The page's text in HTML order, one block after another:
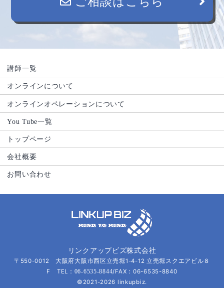
講師一覧
オンラインについて
オンラインオペレーションについて
You Tube一覧
トップページ
会社概要
お問い合わせ
リンクアップビズ株式会社
〒550-0012 大阪府大阪市西区立売堀1-4-12 立売堀スクエアビル８
F TEL： 06-6535-8844/FAX：06-6535-8840
©2021-2026 linkupbiz.